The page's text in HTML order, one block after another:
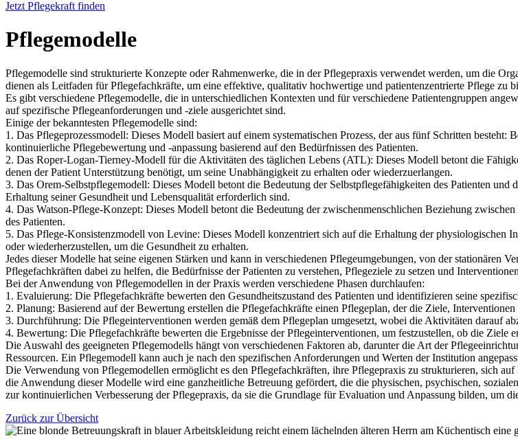
Jetzt Pflegekraft finden
Pflegemodelle
Pflegemodelle sind strukturierte Konzepte oder Rahmenwerke, die in der Pflegepraxis verwendet werden, um die
dienen als Leitfaden für Pflegefachkräfte, um eine effektive, qualitativ hochwertige und patientenzentrierte Pflege zu
Es gibt verschiedene Pflegemodelle, die in unterschiedlichen Kontexten und für verschiedene Patientengruppen
auf spezifische Pflegeanforderungen und -ziele ausgerichtet sind.
Einige der bekanntesten Pflegemodelle sind:
1. Das Pflegeprozessmodell: Dieses Modell basiert auf einem systematischen Prozess, der aus fünf Schritten
kontinuierliche Pflegebewertung und -anpassung basierend auf den Bedürfnissen des Patienten.
2. Das Roper-Logan-Tierney-Modell für die Aktivitäten des täglichen Lebens (ATL): Dieses Modell betont die
denen der Patient Unterstützung benötigt, um seine Unabhängigkeit zu erhalten oder wiederzuerlangen.
3. Das Orem-Selbstpflegemodell: Dieses Modell betont die Bedeutung der Selbstpflegefähigkeiten des Patienten
Erhaltung seiner Gesundheit und Lebensqualität erforderlich sind.
4. Das Watson-Pflege-Konzept: Dieses Modell betont die Bedeutung der zwischenmenschlichen Beziehung
des Patienten.
5. Das Pflege-Konsistenzmodell von Levine: Dieses Modell konzentriert sich auf die Erhaltung der physiologischen
oder wiederherzustellen, um die Gesundheit zu erhalten.
Jedes dieser Modelle hat seine eigenen Stärken und kann in verschiedenen Pflegeumgebungen, von der stationären
Pflegefachkräften dabei zu helfen, die Bedürfnisse der Patienten zu verstehen, Pflegeziele zu setzen und
Bei der Anwendung von Pflegemodellen in der Praxis werden verschiedene Phasen durchlaufen:
1. Evaluierung: Die Pflegefachkräfte bewerten den Gesundheitszustand des Patienten und identifizieren seine
2. Planung: Basierend auf der Bewertung erstellen die Pflegefachkräfte einen Pflegeplan, der die Ziele,
3. Durchführung: Die Pflegeinterventionen werden gemäß dem Pflegeplan umgesetzt, wobei die Aktivitäten darauf
4. Bewertung: Die Pflegefachkräfte bewerten die Ergebnisse der Pflegeinterventionen, um festzustellen, ob die Ziele
Die Auswahl des geeigneten Pflegemodells hängt von verschiedenen Faktoren ab, darunter die Art der
Ressourcen. Ein Pflegemodell kann auch je nach den spezifischen Anforderungen und Werten der Institution
Die Verwendung von Pflegemodellen ermöglicht es den Pflegefachkräften, ihre Pflegepraxis zu strukturieren, sich
die Anwendung dieser Modelle wird eine ganzheitliche Betreuung gefördert, die die physischen, psychischen,
zur kontinuierlichen Verbesserung der Pflegepraxis, da sie die Grundlage für Evaluation und Anpassung bilden, um
Zurück zur Übersicht